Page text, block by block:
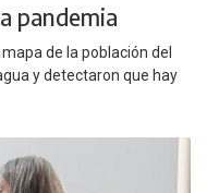
pandemia
de la población del
y detectaron que hay